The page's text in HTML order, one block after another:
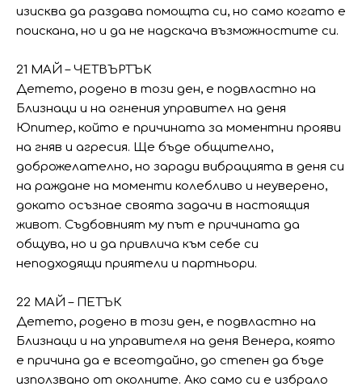
изисква да раздава помощта си, но само когато е
поискана, но и да не надскача възможностите си.
21 МАЙ – ЧЕТВЪРТЪК
Детето, родено в този ден, е подвластно на
Близнаци и на огнения управител на деня
Юпитер, който е причината за моментни прояви
на гняв и агресия. Ще бъде общително,
доброжелателно, но заради вибрацията в деня си
на раждане на моменти колебливо и неуверено,
докато осъзнае своята задачи в настоящия
живот. Съдбовният му път е причината да
общува, но и да привлича към себе си
неподходящи приятели и партньори.
22 МАЙ – ПЕТЪК
Детето, родено в този ден, е подвластно на
Близнаци и на управителя на деня Венера, която
е причина да е всеотдайно, до степен да бъде
използвано от околните. Ако само си е избрало